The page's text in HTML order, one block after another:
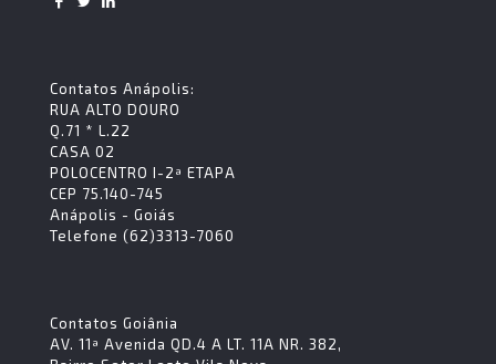
Contatos Anápolis:
RUA ALTO DOURO
Q.71 * L.22
CASA 02
POLOCENTRO I-2ª ETAPA
CEP 75.140-745
Anápolis - Goiás
Telefone (62)3313-7060
Contatos Goiânia
AV. 11ª Avenida QD.4 A LT. 11A NR. 382,